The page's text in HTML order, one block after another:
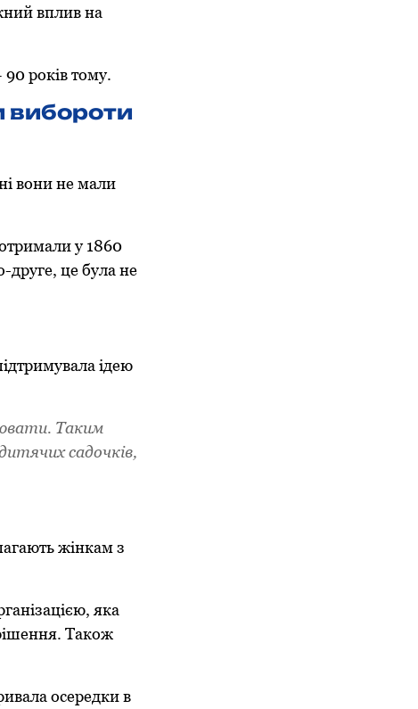
вплив на
років тому.
вибороти
вони не мали
у 1860
друге, це була не
ідею
Таким
садочків,
жінкам з
яка
Також
осередки в